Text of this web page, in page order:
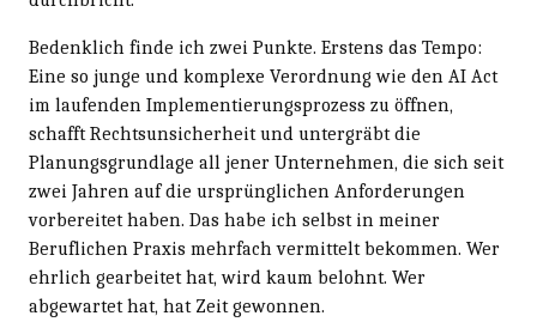
Bedenklich finde ich zwei Punkte. Erstens das Tempo:
Eine so junge und komplexe Verordnung wie den AI Act
im laufenden Implementierungsprozess zu öffnen,
schafft Rechtsunsicherheit und untergräbt die
Planungsgrundlage all jener Unternehmen, die sich seit
zwei Jahren auf die ursprünglichen Anforderungen
vorbereitet haben. Das habe ich selbst in meiner
Beruflichen Praxis mehrfach vermittelt bekommen. Wer
ehrlich gearbeitet hat, wird kaum belohnt. Wer
abgewartet hat, hat Zeit gewonnen.